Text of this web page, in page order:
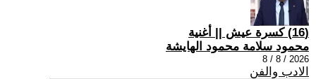
(16) كسرة عيش || أغنية
محمود سلامة محمود الهايشة
2026 / 8 / 8
الادب والفن